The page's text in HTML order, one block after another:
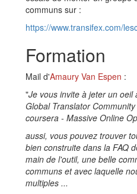
communs sur :
https://www.transifex.com/
Formation
Mail d'Amaury Van Espen :
"Je vous invite à jeter un oeil
Global Translator
coursera - Massive Online
aussi, vous pouvez trouver
bien construite dans la FAQ
main de l'outil, une belle
communs et avec laquelle
multiples ...